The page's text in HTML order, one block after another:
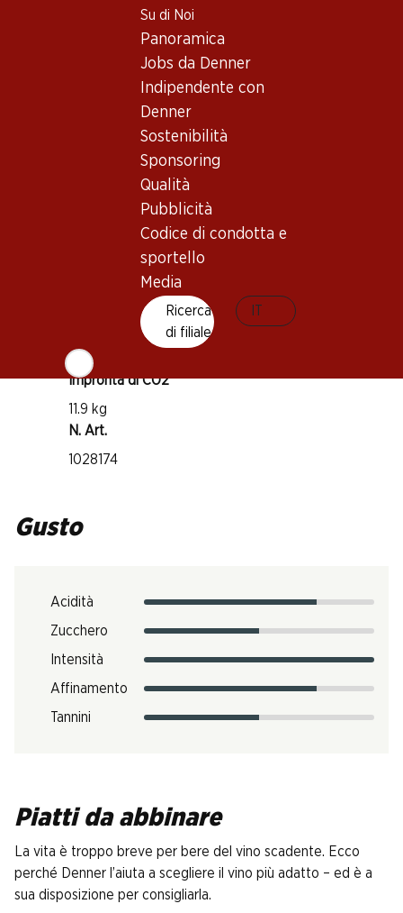
Su di Noi
Panoramica
Jobs da Denner
Indipendente con
Denner
Sostenibilità
Sponsoring
Qualità
Pubblicità
Codice di condotta e
sportello
Media
Ricerca
di filiale
Buono a sapersi
Cabernet Sauvignon
Maturità di beva
Temperatura di beva
15–17 °C
Impronta di CO2
11.9 kg
N. Art.
1028174
Gusto
Acidità
Zucchero
Intensità
Affinamento
Tannini
Piatti da abbinare
La vita è troppo breve per bere del vino scadente. Ecco
perché Denner l’aiuta a scegliere il vino più adatto – ed è a
sua disposizione per consigliarla.